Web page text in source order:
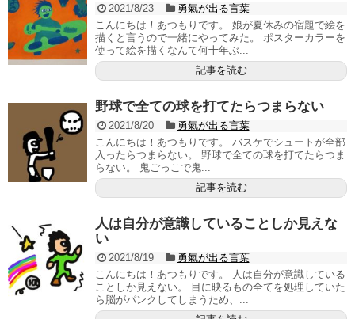
2021/8/23
勇氣が出る言葉
こんにちは！あつもりです。 娘が夏休みの宿題で絵を
描くと言うので一緒にやってみた。 ポスターカラーを
使って絵を描くなんて何十年ぶ...
記事を読む
野球で全ての球を打てたらつまらない
2021/8/20
勇氣が出る言葉
こんにちは！あつもりです。 バスケでシュートが全部
入ったらつまらない。 野球で全ての球を打てたらつま
らない。 鬼ごっこで鬼...
記事を読む
人は自分が意識していることしか見えな
い
2021/8/19
勇氣が出る言葉
こんにちは！あつもりです。 人は自分が意識している
ことしか見えない。 目に映るもの全てを処理していた
ら脳がパンクしてしまうため、...